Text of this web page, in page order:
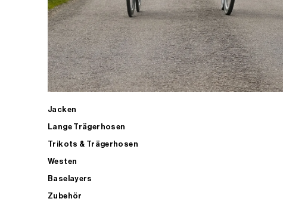
Jacken
Lange Trägerhosen
Trikots & Trägerhosen
Westen
Baselayers
Zubehör